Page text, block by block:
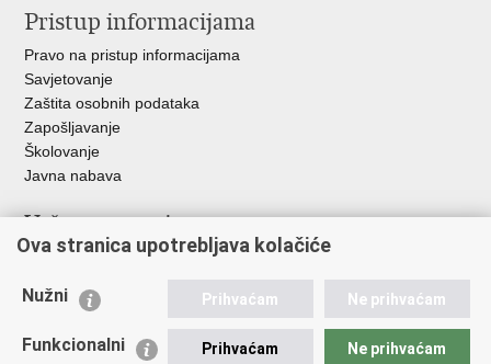
Pristup informacijama
Pravo na pristup informacijama
Savjetovanje
Zaštita osobnih podataka
Zapošljavanje
Školovanje
Javna nabava
Važne poveznice
Ministarstvo unutarnjih poslova
Udruge
Policijska akademija
Ova stranica upotrebljava kolačiće
Nužni Prihvaćam Ne prihvaćam
Funkcionalni Prihvaćam Ne prihvaćam